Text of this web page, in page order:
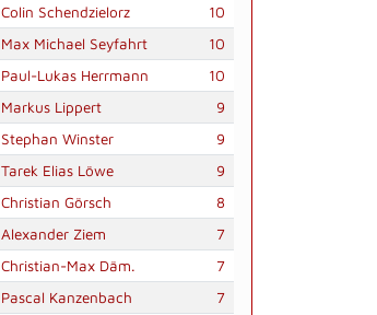
Colin Schendzielorz
10
Max Michael Seyfahrt
10
Paul-Lukas Herrmann
10
Markus Lippert
9
Stephan Winster
9
Tarek Elias Löwe
9
Christian Görsch
8
Alexander Ziem
7
Christian-Max Däm.
7
Pascal Kanzenbach
7